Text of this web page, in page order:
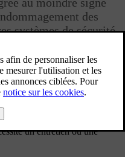
des
systèmes de sécurité.
gonflables et des systèmes
des techniciens d'entretien
ou de réparer vous-même un
sécurité de la voiture. Les
peuvent entraîner des
Contactez un atelier
un entretien ou une